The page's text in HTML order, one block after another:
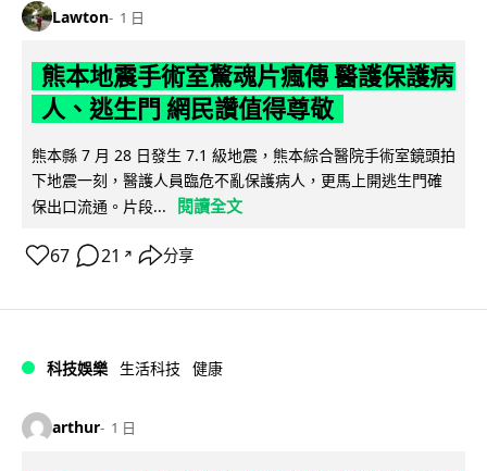
Lawton 1 日
熊本地震手術室驚魂片瘋傳 醫護保護病
人、逃生門 網民讚值得尊敬
熊本縣 7 月 28 日發生 7.1 級地震，熊本綜合醫院手術室鏡頭拍
下地震一刻，醫護人員臨危不亂保護病人，更馬上開逃生門確
保出口流通。片段...
閱讀全文
67 21 ↗ 分享
科技娛樂 生活科技 健康
arthur 1 日